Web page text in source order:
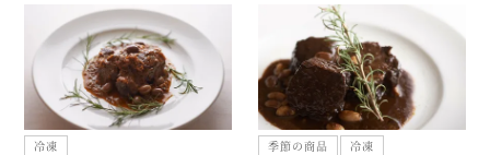
冷凍
季節の商品
冷凍